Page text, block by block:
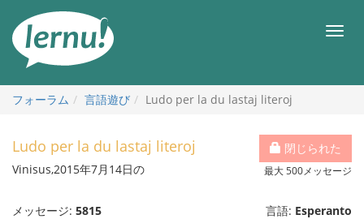
メ
フォーラム
言語遊び Ludo per la du lastaj literoj
閉じられた
最大 500メッセージ
Ludo per la du lastaj literoj
Vinisus,2015年7月14日の
メッセージ: 5815 言語: Esperanto